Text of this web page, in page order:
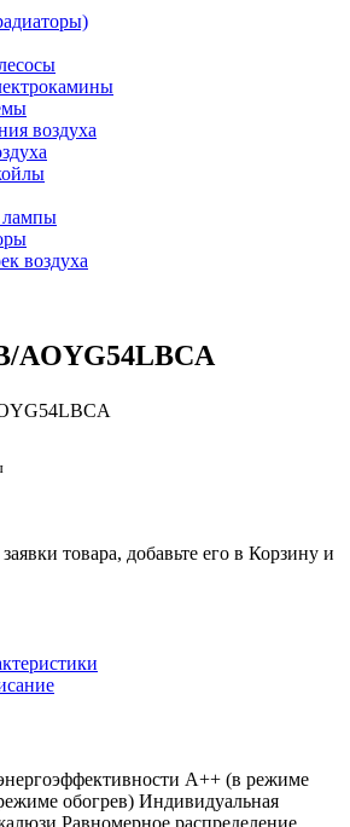
воздуха
лампы
воздуха
AOYG54LBCA
товара, добавьте его в Корзину и
А++ (в режиме
обогрев) Индивидуальная